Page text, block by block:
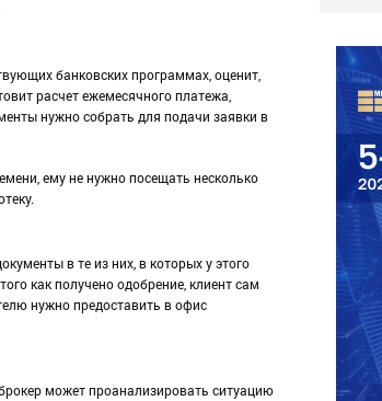
банковских программах, оценит,
расчет ежемесячного платежа,
нужно собрать для подачи заявки в
ему не нужно посещать несколько
в те из них, в которых у этого
как получено одобрение, клиент сам
нужно предоставить в офис
может проанализировать ситуацию